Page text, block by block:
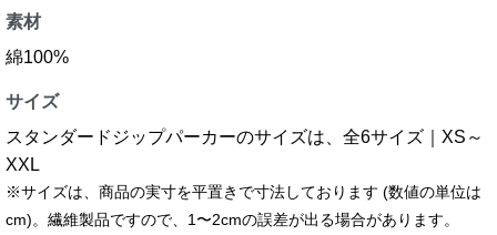
素材
綿100%
サイズ
スタンダードジップパーカーのサイズは、全6サイズ｜XS～
XXL
※サイズは、商品の実寸を平置きで寸法しております (数値の単位は
cm)。繊維製品ですので、1〜2cmの誤差が出る場合があります。